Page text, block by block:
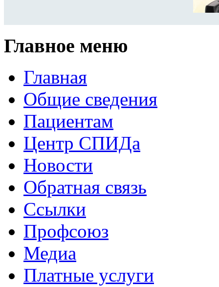
Главное меню
Главная
Общие сведения
Пациентам
Центр СПИДа
Новости
Обратная связь
Ссылки
Профсоюз
Медиа
Платные услуги